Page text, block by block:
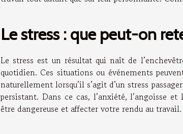
Le stress : que peut-on
Le stress est un résultat qui naît de
quotidien. Ces situations ou événements
naturellement lorsqu’il s’agit d’un stress
persistant. Dans ce cas, l’anxiété, l’angoisse
être dangereuse et affecter votre rendu au travail.